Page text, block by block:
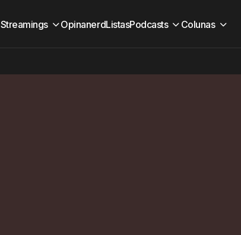
Streamings OpinanerdListasPodcasts Colunas